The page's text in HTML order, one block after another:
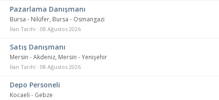
Pazarlama Danışmanı
Bursa - Nilüfer, Bursa - Osmangazi
İlan Tarihi : 08 Ağustos 2026
Satış Danışmanı
Mersin - Akdeniz, Mersin - Yenişehir
İlan Tarihi : 08 Ağustos 2026
Depo Personeli
Kocaeli - Gebze